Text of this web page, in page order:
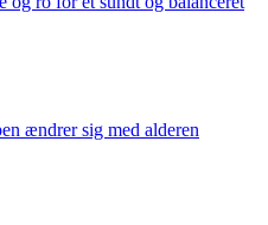
ændrer sig med alderen